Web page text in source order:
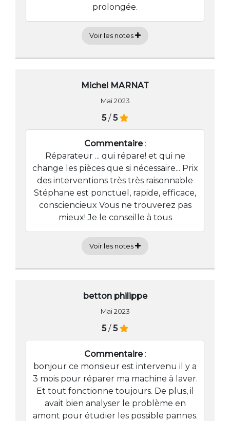
prolongée.
Voir les notes
Michel MARNAT
Mai 2023
5/5
Commentaire:
Réparateur ... qui répare! et qui ne
change les pièces que si nécessaire... Prix
des interventions très très raisonnable
Stéphane est ponctuel, rapide, efficace,
consciencieux Vous ne trouverez pas
mieux! Je le conseille à tous
Voir les notes
betton philippe
Mai 2023
5/5
Commentaire:
bonjour ce monsieur est intervenu il y a
3 mois pour réparer ma machine à laver.
Et tout fonctionne toujours. De plus, il
avait bien analyser le problème en
amont pour étudier les possible pannes.